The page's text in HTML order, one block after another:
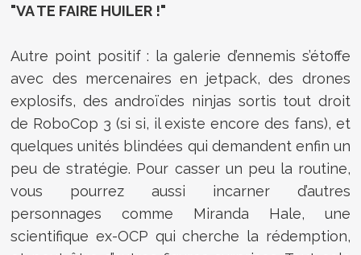
"VA TE FAIRE HUILER !"
Autre point positif : la galerie d’ennemis s’étoffe
avec des mercenaires en jetpack, des drones
explosifs, des androïdes ninjas sortis tout droit
de RoboCop 3 (si si, il existe encore des fans), et
quelques unités blindées qui demandent enfin un
peu de stratégie. Pour casser un peu la routine,
vous pourrez aussi incarner d’autres
personnages comme Miranda Hale, une
scientifique ex-OCP qui cherche la rédemption,